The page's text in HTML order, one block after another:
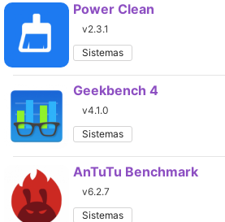
Power Clean
v2.3.1
Sistemas
Geekbench 4
v4.1.0
Sistemas
AnTuTu Benchmark
v6.2.7
Sistemas